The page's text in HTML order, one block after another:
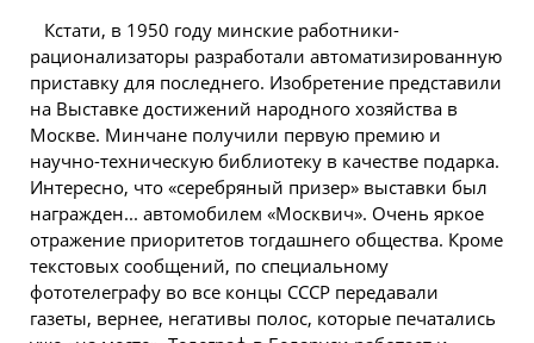
Кстати, в 1950 году минские работники-
рационализаторы разработали автоматизированную
приставку для последнего. Изобретение представили
на Выставке достижений народного хозяйства в
Москве. Минчане получили первую премию и
научно-техническую библиотеку в качестве подарка.
Интересно, что «серебряный призер» выставки был
награжден... автомобилем «Москвич». Очень яркое
отражение приоритетов тогдашнего общества. Кроме
текстовых сообщений, по специальному
фототелеграфу во все концы СССР передавали
газеты, вернее, негативы полос, которые печатались